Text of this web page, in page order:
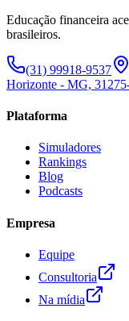
Educação financeira
brasileiros.
(31) 99918-9537
Horizonte - MG,
Plataforma
Simuladores
Rankings
Blog
Podcasts
Empresa
Equipe
Consultoria
Na mídia